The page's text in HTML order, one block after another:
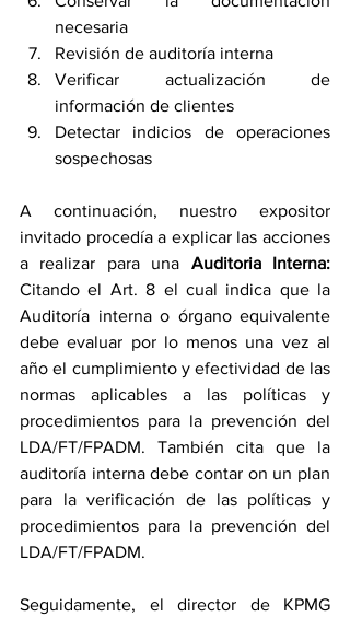
necesaria
Revisión de auditoría interna
Verificar actualización de
información de clientes
Detectar indicios de operaciones
sospechosas
A continuación, nuestro expositor
invitado procedía a explicar las acciones
a realizar para una
Citando el Art. 8 el cual indica que la
Auditoría interna o órgano equivalente
debe evaluar por lo menos una vez al
año el cumplimiento y efectividad de las
normas aplicables a las políticas y
procedimientos para la prevención del
LDA/FT/FPADM. También cita que la
auditoría interna debe contar on un plan
para la verificación de las políticas y
procedimientos para la prevención del
LDA/FT/FPADM.
Seguidamente, el director de KPMG